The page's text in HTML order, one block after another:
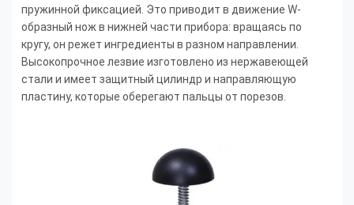
пружинной фиксацией. Это приводит в движение W-
образный нож в нижней части прибора: вращаясь по
кругу, он режет ингредиенты в разном направлении.
Высокопрочное лезвие изготовлено из нержавеющей
стали и имеет защитный цилиндр и направляющую
пластину, которые оберегают пальцы от порезов.